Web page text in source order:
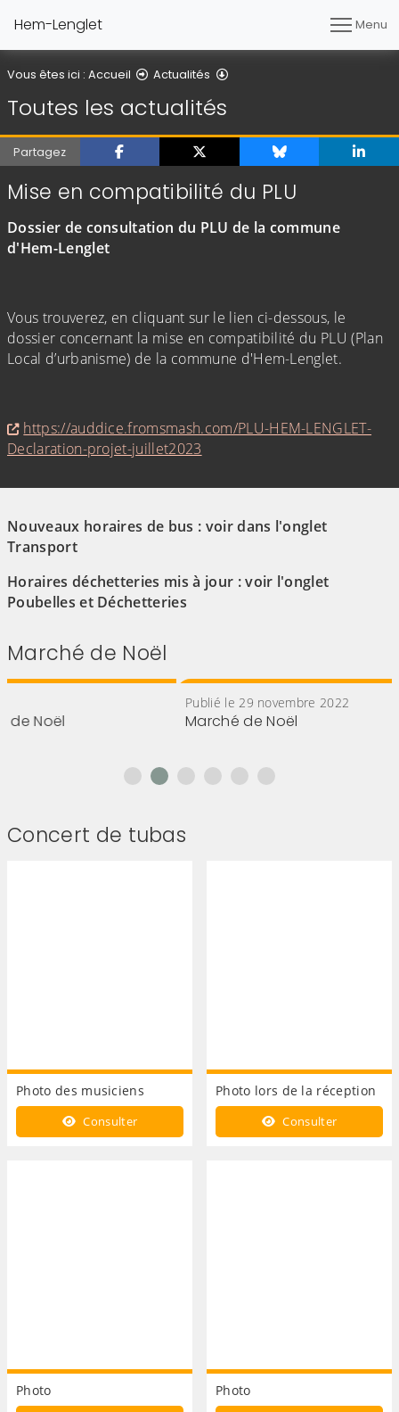
Hem-Lenglet Menu
Vous êtes ici : Accueil Actualités
Toutes les actualités
Partagez
Mise en compatibilité du PLU
Dossier de consultation du PLU de la commune
d'Hem-Lenglet
Vous trouverez, en cliquant sur le lien ci-dessous, le
dossier concernant la mise en compatibilité du PLU (Plan
Local d’urbanisme) de la commune d'Hem-Lenglet.
https://auddice.fromsmash.com/PLU-HEM-LENGLET-
Declaration-projet-juillet2023
Nouveaux horaires de bus : voir dans l'onglet
Transport
Horaires déchetteries mis à jour : voir l'onglet
Poubelles et Déchetteries
Marché de Noël
Publié le 29 novembre 2022
Marché de Noël
Concert de tubas
Photo des musiciens
Consulter
Photo lors de la réception
Consulter
Photo Photo